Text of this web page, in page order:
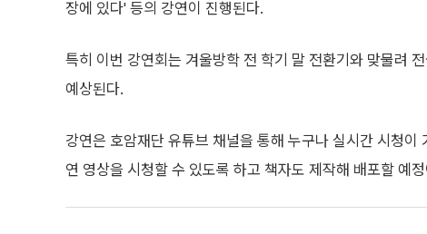
장에 있다' 등의 강연이 진행된다.
특히 이번 강연회는 겨울방학 전 학기 말 전환기와 맞물려
예상된다.
강연은 호암재단 유튜브 채널을 통해 누구나 실시간 시청
연 영상을 시청할 수 있도록 하고 책자도 제작해 배포할 예